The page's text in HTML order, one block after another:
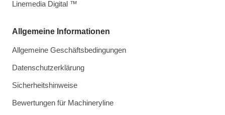
Allgemeine Informationen
Allgemeine Geschäftsbedingungen
Datenschutzerklärung
Sicherheitshinweise
Bewertungen für Machineryline
Linemedia Digital ™